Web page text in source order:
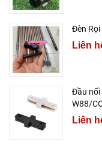
Đèn Rọi
Liên
Đầu nối
W88/
Liên